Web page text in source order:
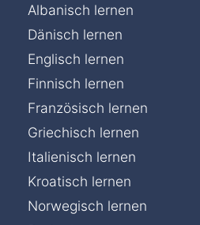
Albanisch lernen
Dänisch lernen
Englisch lernen
Finnisch lernen
Französisch lernen
Griechisch lernen
Italienisch lernen
Kroatisch lernen
Norwegisch lernen